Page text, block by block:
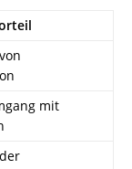
mit